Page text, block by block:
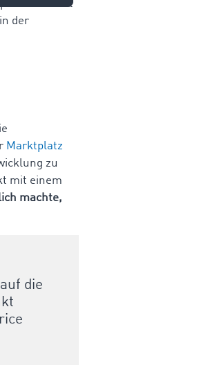
viel
der
Marktplatz
zu
mit einem
machte,
die